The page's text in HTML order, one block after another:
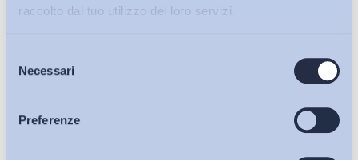
raccolto dal tuo utilizzo dei loro servizi.
delNecessari
Preferenze
Bollettini ADAPT
Articoli